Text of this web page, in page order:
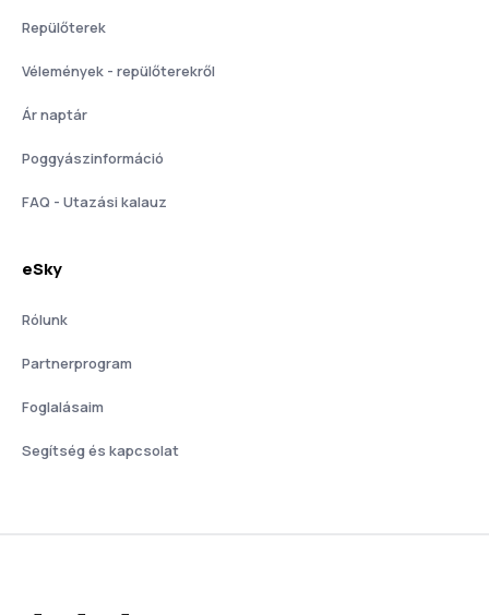
Repülőterek
Vélemények - repülőterekről
Ár naptár
Poggyászinformáció
FAQ - Utazási kalauz
eSky
Rólunk
Partnerprogram
Foglalásaim
Segítség és kapcsolat